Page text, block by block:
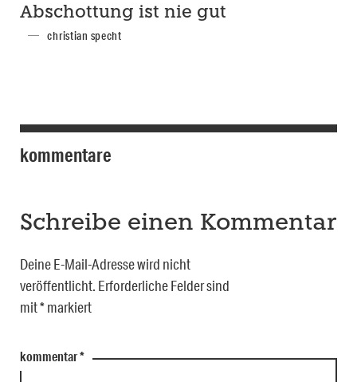
Abschottung ist nie gut
christian specht
kommentare
Schreibe einen Kommentar
Deine E-Mail-Adresse wird nicht
veröffentlicht. Erforderliche Felder sind
mit*markiert
kommentar*